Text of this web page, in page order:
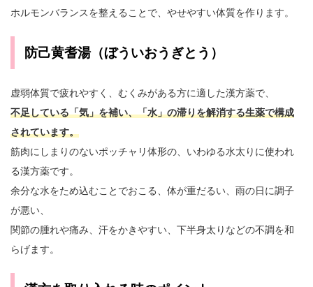
ホルモンバランスを整えることで、やせやすい体質を作ります。
防己黄耆湯（ぼういおうぎとう）
虚弱体質で疲れやすく、むくみがある方に適した漢方薬で、
不足している「気」を補い、「水」の滞りを解消する生薬で構成
されています。
筋肉にしまりのないポッチャリ体形の、いわゆる水太りに使われ
る漢方薬です。
余分な水をため込むことでおこる、体が重だるい、雨の日に調子
が悪い、
関節の腫れや痛み、汗をかきやすい、下半身太りなどの不調を和
らげます。